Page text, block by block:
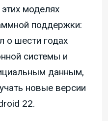
моделях
поддержки:
о шести годах
системы и
данным,
новые версии
22.